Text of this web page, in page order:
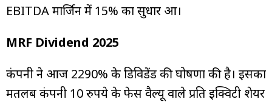
EBITDA मार्जिन में 15% का सुधार हुआ।
MRF Dividend 2025
कंपनी ने आज 2290% के डिविडेंड की घोषणा की है। इसका
मतलब कंपनी 10 रुपये के फेस वैल्यू वाले प्रति इक्विटी शेयर